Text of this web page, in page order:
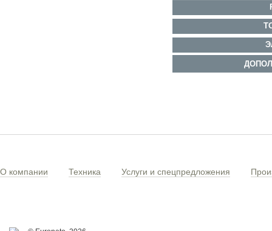
О компании Техника Услуги и спецпредложения